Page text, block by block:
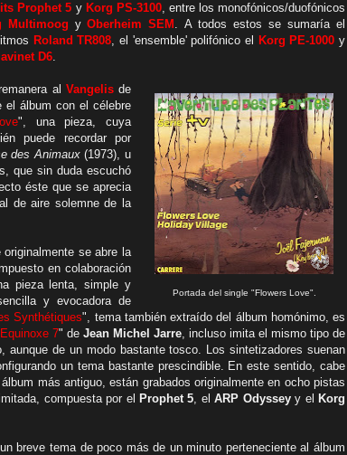
Prophet 5 y Korg PS-3100, entre los monofónicos/duofónicos
Multimoog yOberheim SEM . A todos estos se sumaría el
Roland TR808, el 'ensemble' polifónico el Korg PE-1000 y
D6.
Portada del single "Flowers Love".
al Vangelisde
el álbum con el célebre
", una pieza, cuya
puede recordar por
des Animaux(1973), u
que sin duda escuchó
éste que se aprecia
de aire solemne de la
se abre la
en colaboración
pieza lenta, simple y
y evocadora de
Synthétiques", tema también extraído del álbum homónimo, es
Equinoxe 7" de Jean Michel Jarre, incluso imita el mismo tipo de
de un modo bastante tosco. Los sintetizadores suenan
un tema bastante prescindible. En este sentido, cabe
más antiguo, están grabados originalmente en ocho pistas
compuesta por el Prophet 5, elARP Odysseyy el Korg
breve tema de poco más de un minuto perteneciente al álbum